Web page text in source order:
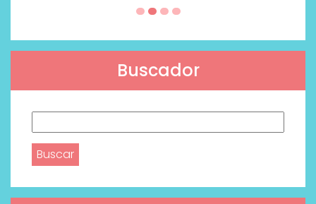
Buscador